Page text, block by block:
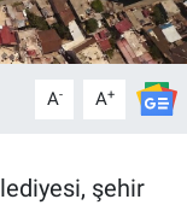
A- A+
şehir